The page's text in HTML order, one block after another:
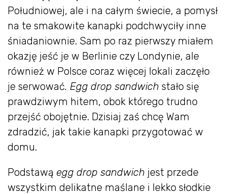
Południowej, ale i na całym świecie, a pomysł
na te smakowite kanapki podchwyciły inne
śniadaniownie. Sam po raz pierwszy miałem
okazję jeść je w Berlinie czy Londynie, ale
również w Polsce coraz więcej lokali zaczęło
je serwować. Egg drop sandwich stało się
prawdziwym hitem, obok którego trudno
przejść obojętnie. Dzisiaj zaś chcę Wam
zdradzić, jak takie kanapki przygotować w
domu.
Podstawą egg drop sandwich jest przede
wszystkim delikatne maślane i lekko słodkie